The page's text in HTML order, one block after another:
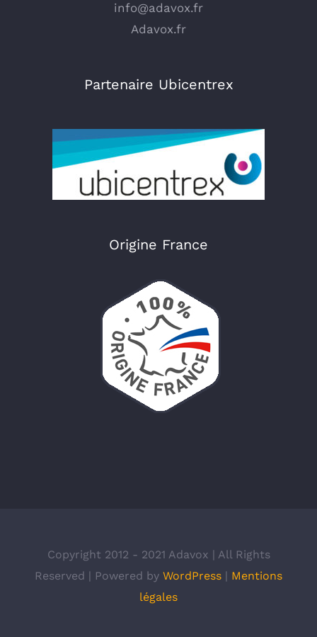
info@adavox.fr
Adavox.fr
Partenaire Ubicentrex
Origine France
Copyright 2012 - 2021 Adavox | All Rights
Reserved | Powered by WordPress | Mentions
légales